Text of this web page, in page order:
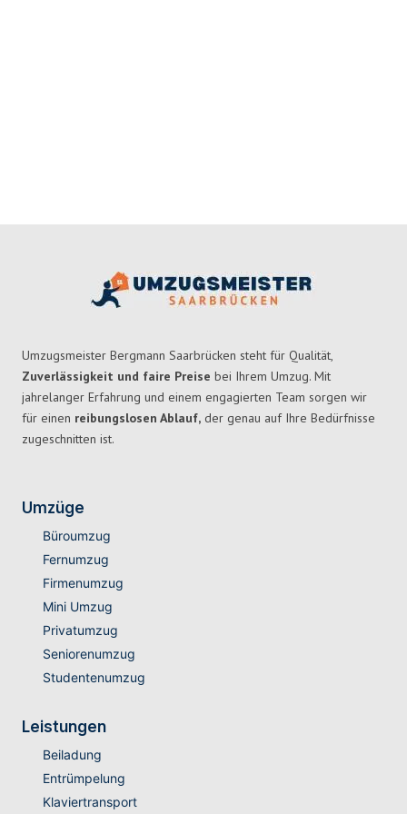
Umzugsmeister Bergmann Saarbrücken steht für Qualität,
Zuverlässigkeit und faire Preise bei Ihrem Umzug. Mit
jahrelanger Erfahrung und einem engagierten Team sorgen wir
für einen reibungslosen Ablauf, der genau auf Ihre Bedürfnisse
zugeschnitten ist.
Umzüge
Büroumzug
Fernumzug
Firmenumzug
Mini Umzug
Privatumzug
Seniorenumzug
Studentenumzug
Leistungen
Beiladung
Entrümpelung
Klaviertransport